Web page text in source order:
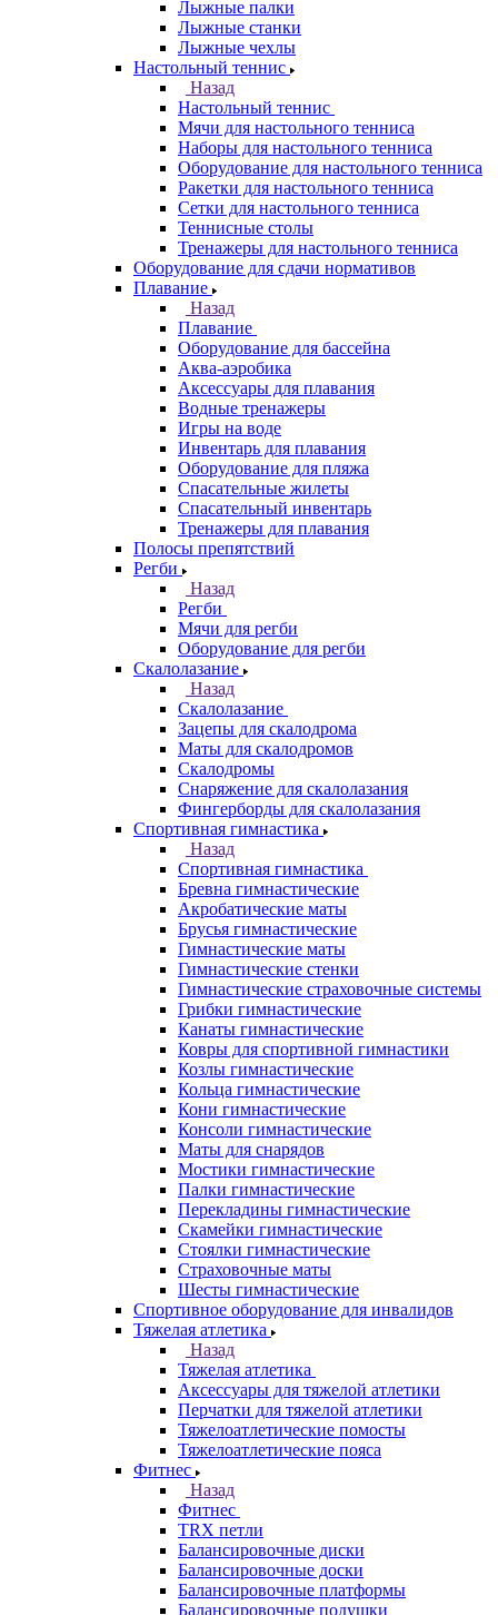
Лыжные палки
Лыжные станки
Лыжные чехлы
Настольный теннис
Назад
Настольный теннис
Мячи для настольного тенниса
Наборы для настольного тенниса
Оборудование для настольного тенниса
Ракетки для настольного тенниса
Сетки для настольного тенниса
Теннисные столы
Тренажеры для настольного тенниса
Оборудование для сдачи нормативов
Плавание
Назад
Плавание
Оборудование для бассейна
Аква-аэробика
Аксессуары для плавания
Водные тренажеры
Игры на воде
Инвентарь для плавания
Оборудование для пляжа
Спасательные жилеты
Спасательный инвентарь
Тренажеры для плавания
Полосы препятствий
Регби
Назад
Регби
Мячи для регби
Оборудование для регби
Скалолазание
Назад
Скалолазание
Зацепы для скалодрома
Маты для скалодромов
Скалодромы
Снаряжение для скалолазания
Фингерборды для скалолазания
Спортивная гимнастика
Назад
Спортивная гимнастика
Бревна гимнастические
Акробатические маты
Брусья гимнастические
Гимнастические маты
Гимнастические стенки
Гимнастические страховочные системы
Грибки гимнастические
Канаты гимнастические
Ковры для спортивной гимнастики
Козлы гимнастические
Кольца гимнастические
Кони гимнастические
Консоли гимнастические
Маты для снарядов
Мостики гимнастические
Палки гимнастические
Перекладины гимнастические
Скамейки гимнастические
Стоялки гимнастические
Страховочные маты
Шесты гимнастические
Спортивное оборудование для инвалидов
Тяжелая атлетика
Назад
Тяжелая атлетика
Аксессуары для тяжелой атлетики
Перчатки для тяжелой атлетики
Тяжелоатлетические помосты
Тяжелоатлетические пояса
Фитнес
Назад
Фитнес
TRX петли
Балансировочные диски
Балансировочные доски
Балансировочные платформы
Балансировочные подушки